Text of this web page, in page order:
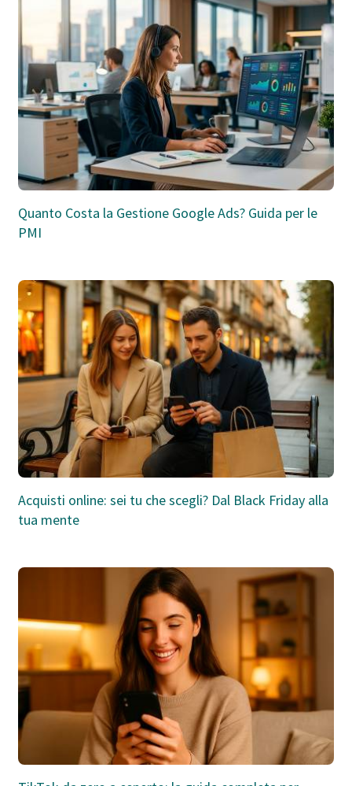
Quanto Costa la Gestione Google Ads? Guida per le
PMI
Acquisti online: sei tu che scegli? Dal Black Friday alla
tua mente